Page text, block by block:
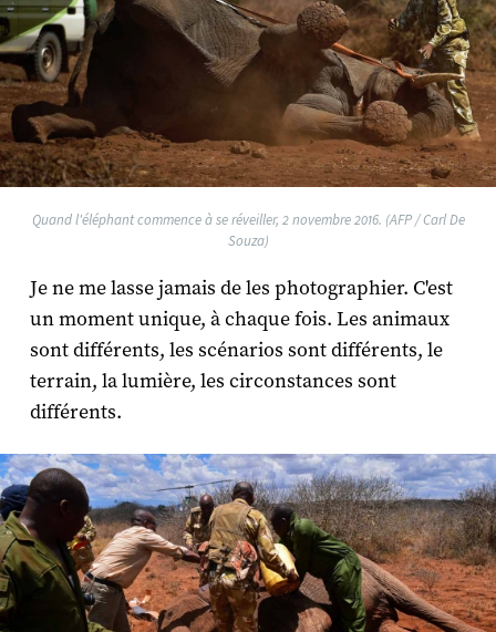
Quand l'éléphant commence à se réveiller, 2 novembre 2016. (AFP / Carl De
Souza)
Je ne me lasse jamais de les photographier. C'est
un moment unique, à chaque fois. Les animaux
sont différents, les scénarios sont différents, le
terrain, la lumière, les circonstances sont
différents.